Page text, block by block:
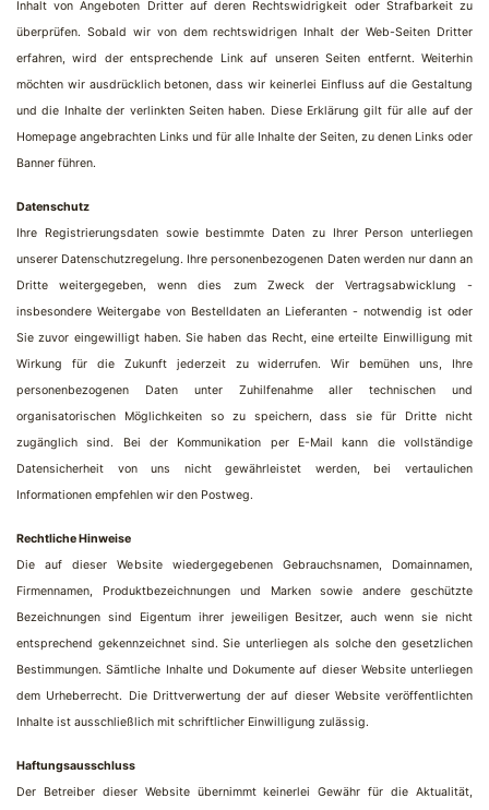
Inhalt von Angeboten Dritter auf deren Rechtswidrigkeit oder Strafbarkeit zu
überprüfen. Sobald wir von dem rechtswidrigen Inhalt der Web-Seiten Dritter
erfahren, wird der entsprechende Link auf unseren Seiten entfernt. Weiterhin
möchten wir ausdrücklich betonen, dass wir keinerlei Einfluss auf die Gestaltung
und die Inhalte der verlinkten Seiten haben. Diese Erklärung gilt für alle auf der
Homepage angebrachten Links und für alle Inhalte der Seiten, zu denen Links oder
Banner führen.
Datenschutz
Ihre Registrierungsdaten sowie bestimmte Daten zu Ihrer Person unterliegen
unserer Datenschutzregelung. Ihre personenbezogenen Daten werden nur dann an
Dritte weitergegeben, wenn dies zum Zweck der Vertragsabwicklung -
insbesondere Weitergabe von Bestelldaten an Lieferanten - notwendig ist oder
Sie zuvor eingewilligt haben. Sie haben das Recht, eine erteilte Einwilligung mit
Wirkung für die Zukunft jederzeit zu widerrufen. Wir bemühen uns, Ihre
personenbezogenen Daten unter Zuhilfenahme aller technischen und
organisatorischen Möglichkeiten so zu speichern, dass sie für Dritte nicht
zugänglich sind. Bei der Kommunikation per E-Mail kann die vollständige
Datensicherheit von uns nicht gewährleistet werden, bei vertaulichen
Informationen empfehlen wir den Postweg.
Rechtliche Hinweise
Die auf dieser Website wiedergegebenen Gebrauchsnamen, Domainnamen,
Firmennamen, Produktbezeichnungen und Marken sowie andere geschützte
Bezeichnungen sind Eigentum ihrer jeweiligen Besitzer, auch wenn sie nicht
entsprechend gekennzeichnet sind. Sie unterliegen als solche den gesetzlichen
Bestimmungen. Sämtliche Inhalte und Dokumente auf dieser Website unterliegen
dem Urheberrecht. Die Drittverwertung der auf dieser Website veröffentlichten
Inhalte ist ausschließlich mit schriftlicher Einwilligung zulässig.
Haftungsausschluss
Der Betreiber dieser Website übernimmt keinerlei Gewähr für die Aktualität,